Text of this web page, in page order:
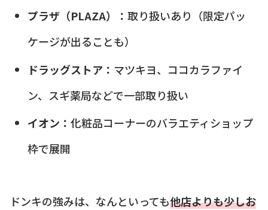
プラザ（PLAZA）： 取り扱いあり（限定パッ
ケージが出ることも）
ドラッグストア： マツキヨ、ココカラファイ
ン、スギ薬局などで一部取り扱い
イオン： 化粧品コーナーのバラエティショップ
枠で展開
ドンキの強みは、なんといっても他店よりも少しお